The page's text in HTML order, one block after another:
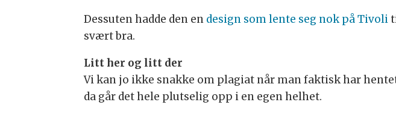
Dessuten hadde den en design som lente seg nok på Tivoli
svært bra.
Litt her og litt der
Vi kan jo ikke snakke om plagiat når man faktisk har hentet
da går det hele plutselig opp i en egen helhet.